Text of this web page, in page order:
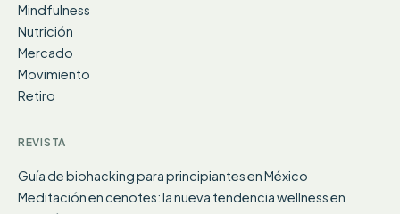
Mindfulness
Nutrición
Mercado
Movimiento
Retiro
REVISTA
Guía de biohacking para principiantes en México
Meditación en cenotes: la nueva tendencia wellness en